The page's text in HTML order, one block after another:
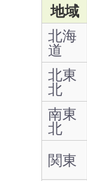
地域
北海
道
北東
北
南東
北
関東